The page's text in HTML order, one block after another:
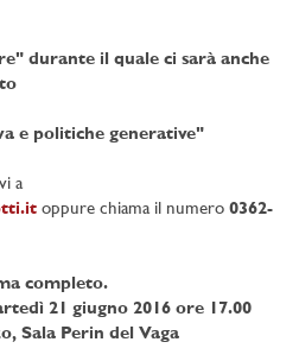
durante il quale ci sarà anche
e politiche generative"
a
oppure chiama il numero 0362-
completo.
21 giugno 2016 ore 17.00
Sala Perin del Vaga